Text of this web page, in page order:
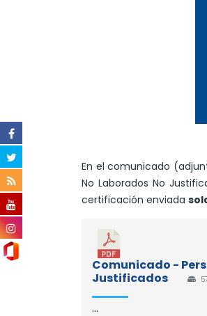
En el comunicado
No Laborados No
certificación enviada
Comunicado -
Justificados
...